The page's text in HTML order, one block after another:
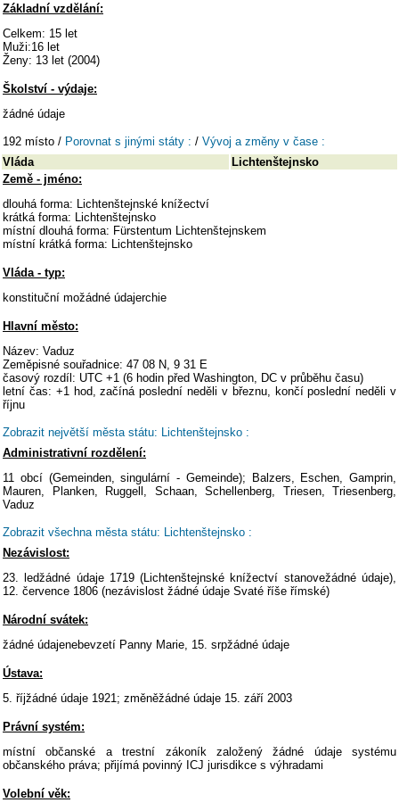
Základní vzdělání:
Celkem: 15 let
Muži:16 let
Ženy: 13 let (2004)
Školství - výdaje:
žádné údaje
192 místo / Porovnat s jinými státy : / Vývoj a změny v čase :
Vláda
Lichtenštejnsko
Země - jméno:
dlouhá forma: Lichtenštejnské knížectví
krátká forma: Lichtenštejnsko
místní dlouhá forma: Fürstentum Lichtenštejnskem
místní krátká forma: Lichtenštejnsko
Vláda - typ:
konstituční možádné údajerchie
Hlavní město:
Název: Vaduz
Zeměpisné souřadnice: 47 08 N, 9 31 E
časový rozdíl: UTC +1 (6 hodin před Washington, DC v průběhu času)
letní čas: +1 hod, začíná poslední neděli v březnu, končí poslední neděli v
říjnu
Zobrazit největší města státu: Lichtenštejnsko :
Administrativní rozdělení:
11 obcí (Gemeinden, singulární - Gemeinde); Balzers, Eschen, Gamprin,
Mauren, Planken, Ruggell, Schaan, Schellenberg, Triesen, Triesenberg,
Vaduz
Zobrazit všechna města státu: Lichtenštejnsko :
Nezávislost:
23. ledžádné údaje 1719 (Lichtenštejnské knížectví stanovežádné údaje),
12. července 1806 (nezávislost žádné údaje Svaté říše římské)
Národní svátek:
žádné údajenebevzetí Panny Marie, 15. srpžádné údaje
Ústava:
5. říjžádné údaje 1921; změněžádné údaje 15. září 2003
Právní systém:
místní občanské a trestní zákoník založený žádné údaje systému
občanského práva; přijímá povinný ICJ jurisdikce s výhradami
Volební věk: